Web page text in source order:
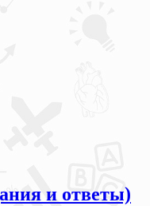
и ответы)